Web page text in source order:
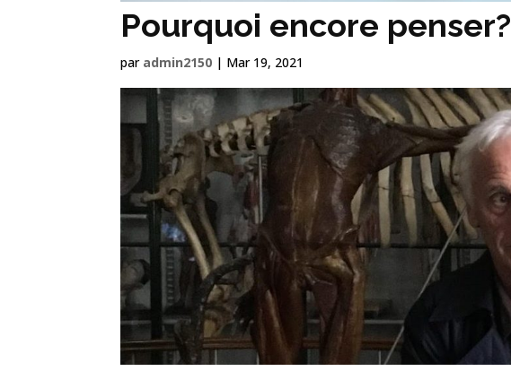
Pourquoi encore penser?
par admin2150 | Mar 19, 2021